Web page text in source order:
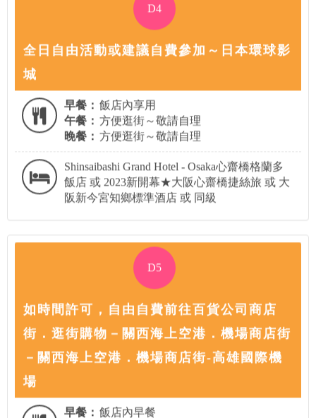
D4
全日自由活動或建議自費參加～日本環球影
城
早餐： 飯店內享用
午餐： 方便逛街～敬請自理
晚餐： 方便逛街～敬請自理
Shinsaibashi Grand Hotel - Osaka心齋橋格蘭多
飯店 或 2023新開幕★大阪心齋橋捷絲旅 或 大
阪新今宮知鄉標準酒店 或 同級
D5
如時間許可，自由自費前往百貨公司商店
街．逛街購物－關西海上空港．機場商店街
－關西海上空港．機場商店街-高雄國際機
場
早餐： 飯店內早餐